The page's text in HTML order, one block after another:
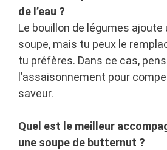
de l’eau ?
Le bouillon de légumes ajoute
soupe, mais tu peux le
tu préfères. Dans ce cas,
l’assaisonnement pour
saveur.
Quel est le meilleur
une soupe de butternut ?